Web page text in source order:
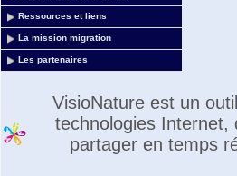
Ressources et liens
La mission migration
Les partenaires
VisioNature est un
technologies Internet,
partager en temps